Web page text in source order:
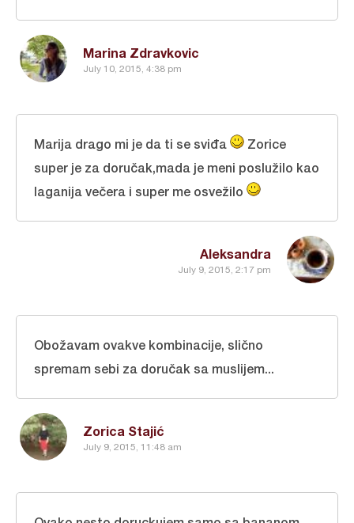
Marina Zdravkovic
July 10, 2015, 4:38 pm
Aleksandra
July 9, 2015, 2:17 pm
Marija drago mi je da ti se sviđa
Zorice
super je za doručak,mada je meni poslužilo kao
laganija večera i super me osvežilo
Zorica Stajić
July 9, 2015, 11:48 am
Obožavam ovakve kombinacije, slično
spremam sebi za doručak sa muslijem...